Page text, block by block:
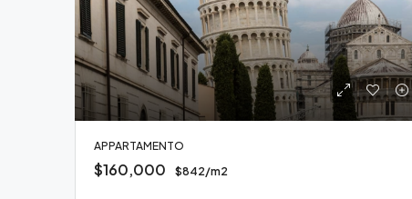
APPARTAMENTO
$160,000 $842/m2